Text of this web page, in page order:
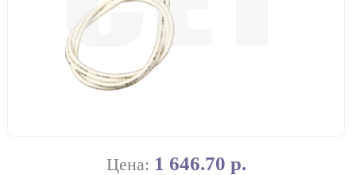
Цена: 1 646.70 р.